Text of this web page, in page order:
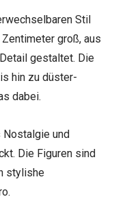
Stil
groß, aus
gestaltet. Die
hin zu düster-
dabei.
und
Die Figuren sind
stylishe